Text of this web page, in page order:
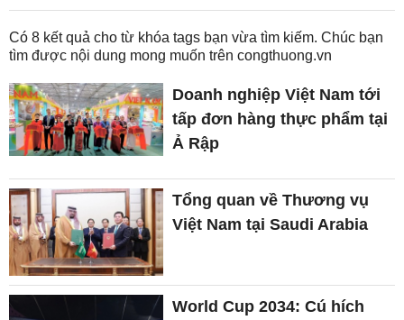
Có 8 kết quả cho từ khóa tags bạn vừa tìm kiếm. Chúc bạn
tìm được nội dung mong muốn trên congthuong.vn
Doanh nghiệp Việt Nam tới
tấp đơn hàng thực phẩm tại
Ả Rập
Tổng quan về Thương vụ
Việt Nam tại Saudi Arabia
World Cup 2034: Cú hích